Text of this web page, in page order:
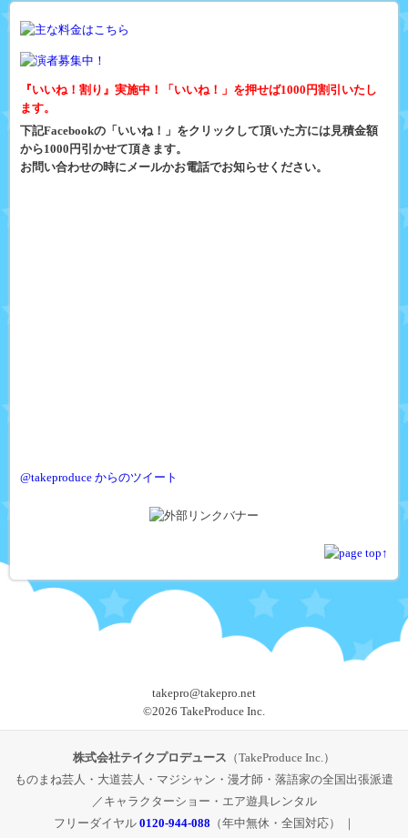
『いいね！割り』実施中！「いいね！」を押せば1000円割引いたし
ます。
下記Facebookの「いいね！」をクリックして頂いた方には見積金額
から1000円引かせて頂きます。
お問い合わせの時にメールかお電話でお知らせください。
@takeproduce からのツイート
takepro@takepro.net
©2026 TakeProduce Inc.
株式会社テイクプロデュース （TakeProduce Inc.）
ものまね芸人・大道芸人・マジシャン・漫才師・落語家の全国出張派遣
／キャラクターショー・エア遊具レンタル
フリーダイヤル 0120-944-088 （年中無休・全国対応） ｜